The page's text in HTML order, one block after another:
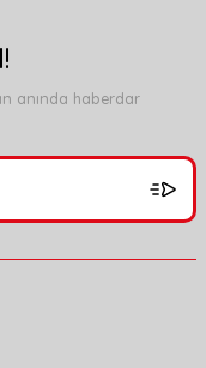
anında haberdar